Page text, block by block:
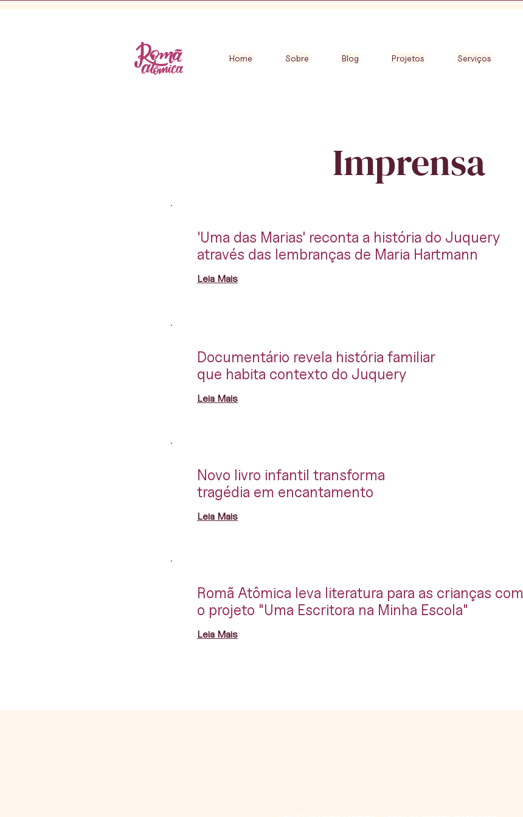
Home Sobre Blog Projetos Serviços
Imprensa
'Uma das Marias' reconta a história do Juquery
através das lembranças de Maria Hartmann
Leia Mais
Documentário revela história familiar
que habita contexto do Juquery
Leia Mais
Novo livro infantil transforma
tragédia em encantamento
Leia Mais
Romã Atômica leva literatura para as crianças com
o projeto "Uma Escritora na Minha Escola"
Leia Mais